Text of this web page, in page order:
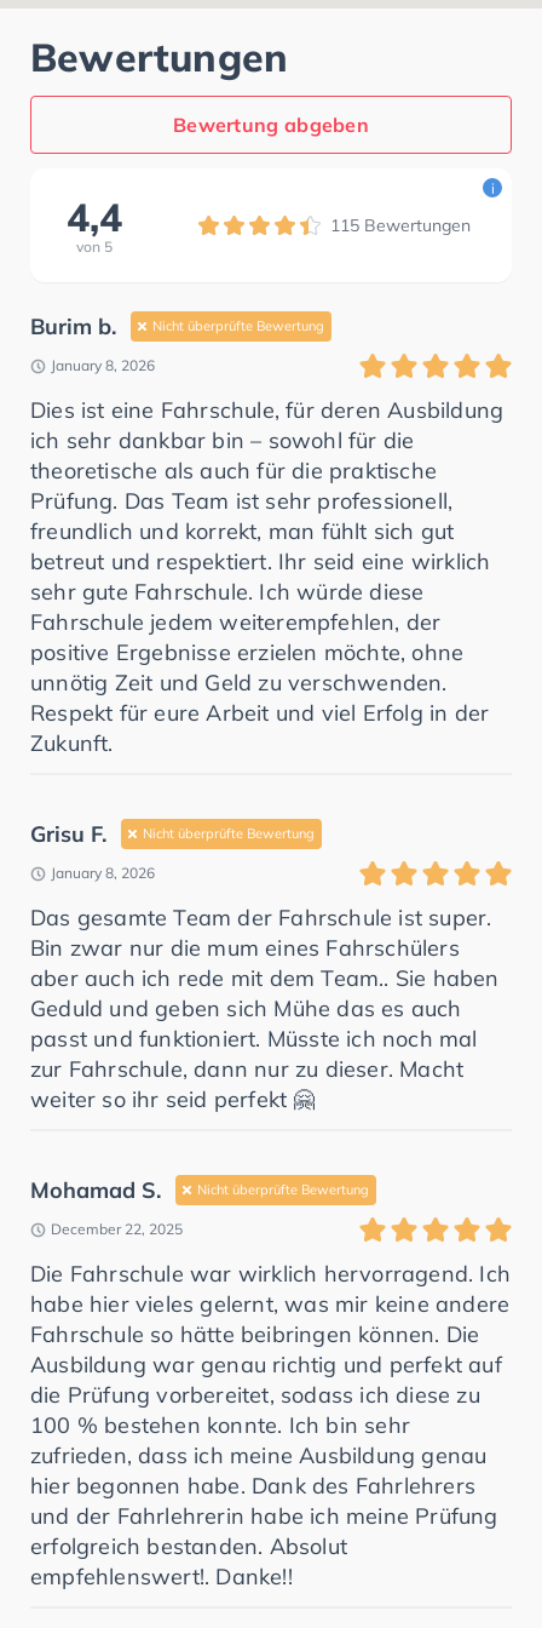
Bewertungen
Bewertung abgeben
4,4
von 5
115 Bewertungen
i
Burim b. Nicht überprüfte Bewertung
January 8, 2026
Dies ist eine Fahrschule, für deren Ausbildung
ich sehr dankbar bin – sowohl für die
theoretische als auch für die praktische
Prüfung. Das Team ist sehr professionell,
freundlich und korrekt, man fühlt sich gut
betreut und respektiert. Ihr seid eine wirklich
sehr gute Fahrschule. Ich würde diese
Fahrschule jedem weiterempfehlen, der
positive Ergebnisse erzielen möchte, ohne
unnötig Zeit und Geld zu verschwenden.
Respekt für eure Arbeit und viel Erfolg in der
Zukunft.
Grisu F. Nicht überprüfte Bewertung
January 8, 2026
Das gesamte Team der Fahrschule ist super.
Bin zwar nur die mum eines Fahrschülers
aber auch ich rede mit dem Team.. Sie haben
Geduld und geben sich Mühe das es auch
passt und funktioniert. Müsste ich noch mal
zur Fahrschule, dann nur zu dieser. Macht
weiter so ihr seid perfekt 🤗
Mohamad S. Nicht überprüfte Bewertung
December 22, 2025
Die Fahrschule war wirklich hervorragend. Ich
habe hier vieles gelernt, was mir keine andere
Fahrschule so hätte beibringen können. Die
Ausbildung war genau richtig und perfekt auf
die Prüfung vorbereitet, sodass ich diese zu
100 % bestehen konnte. Ich bin sehr
zufrieden, dass ich meine Ausbildung genau
hier begonnen habe. Dank des Fahrlehrers
und der Fahrlehrerin habe ich meine Prüfung
erfolgreich bestanden. Absolut
empfehlenswert!. Danke!!